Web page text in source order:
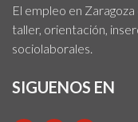
El empleo en
taller, orientación,
sociolaborales.
SIGUENOS EN